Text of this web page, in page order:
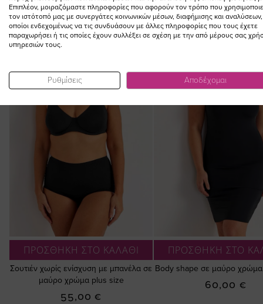
images
gallery
ΠΡΟΣΘΗΚΗ ΣΤΟ ΚΑΛΑΘΙ
Σουτιέν χωρίς ενίσχυση με μπανέλα σε
μαύρο χρώμα plus size
55,00 €
ΠΡΟΣΘΗΚΗ ΣΤΟ
Βody shape σε μαύρο
60,00 €
Επιπλέον, μοιραζόμαστε πληροφορίες που αφορούν τον τρόπο που
τον ιστότοπό μας με συνεργάτες κοινωνικών μέσων, διαφήμισης και αναλύσεων,
οποίοι ενδεχομένως να τις συνδυάσουν με άλλες πληροφορίες που τους έχετε
παραχωρήσει ή τις οποίες έχουν συλλέξει σε σχέση με την από μέρους σας
υπηρεσιών τους.
Ρυθμίσεις Αποδέχομαι